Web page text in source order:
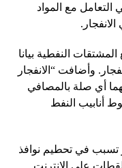
مع المواد
النفطية بيانا
وأضافت “الانفجار
أي صلة بالمصافي
أنابيب النفط
تسبب في تحطيم نوافذ
على الإنترنت